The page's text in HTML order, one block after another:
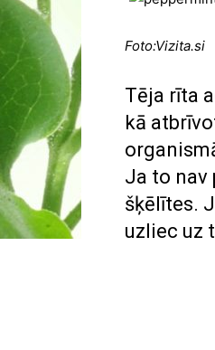
Foto:Vizita.si
Tēja rīta
kā
Ja to nav
šķēlītes.
uzliec uz